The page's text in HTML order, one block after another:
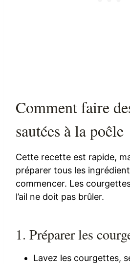
Comment faire
sautées à la poêle
Cette recette est rapide,
préparer tous les
commencer. Les
l’ail ne doit pas brûler.
1. Préparer les
Lavez les courgettes,